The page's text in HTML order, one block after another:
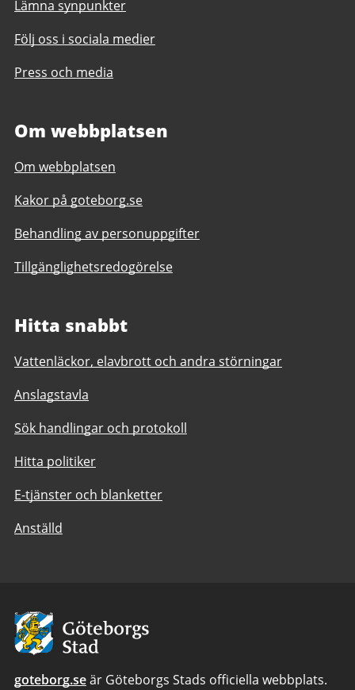
Lämna synpunkter
Följ oss i sociala medier
Press och media
Om webbplatsen
Om webbplatsen
Kakor på goteborg.se
Behandling av personuppgifter
Tillgänglighetsredogörelse
Hitta snabbt
Vattenläckor, elavbrott och andra störningar
Anslagstavla
Sök handlingar och protokoll
Hitta politiker
E-tjänster och blanketter
Anställd
Avsändare:
Göteborgs
Stad
goteborg.seär Göteborgs Stads officiella webbplats.